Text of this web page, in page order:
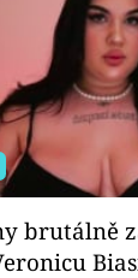
brutálně